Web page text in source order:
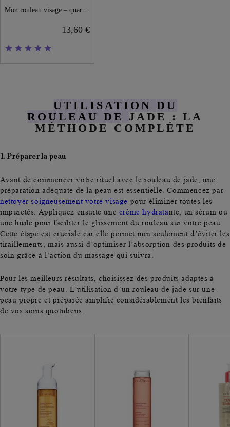
Mon rouleau visage – quartz rose
13,60 €
UTILISATION DU
ROULEAU DE JADE : LA
MÉTHODE COMPLÈTE
1. Préparer la peau
Avant de commencer votre rituel avec le rouleau de jade, une
préparation adéquate de la peau est essentielle. Commencez par
nettoyer soigneusement votre visage pour éliminer toutes les
impuretés. Appliquez ensuite une crème hydratante , un sérum ou
une huile pour faciliter le glissement du rouleau sur votre peau.
Cette étape est cruciale car elle permet non seulement d’éviter les
tiraillements, mais aussi d’optimiser l’absorption des produits de
soin grâce à l’action du massage qui suivra.
Pour les meilleurs résultats, choisissez desproduits adaptés à
votre type de peau . L’utilisation d’un rouleau de jade sur une
peau propre et préparée amplifie considérablement les bienfaits
de vos soins quotidiens.